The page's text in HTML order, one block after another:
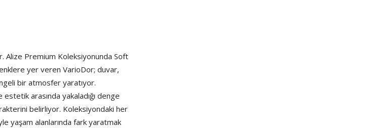
Alize Premium Koleksiyonunda Soft
yer veren VarioDor; duvar,
bir atmosfer yaratıyor.
arasında yakaladığı denge
belirliyor. Koleksiyondaki her
yaşam alanlarında fark yaratmak